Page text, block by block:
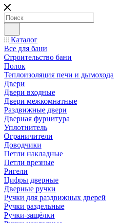
Каталог
Все для бани
Строительство бани
Полок
Теплоизоляция печи и дымохода
Двери
Двери входные
Двери межкомнатные
Раздвижные двери
Дверная фурнитура
Уплотнитель
Ограничители
Доводчики
Петли накладные
Петли врезные
Ригели
Цифры дверные
Дверные ручки
Ручки для раздвижных дверей
Ручки раздельные
Ручки-защёлки